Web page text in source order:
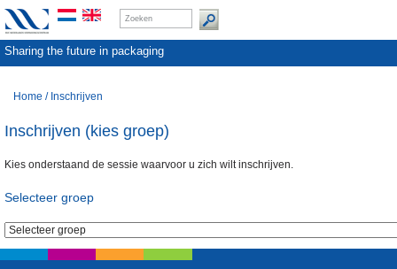
Sharing the future in packaging
Home / Inschrijven
Inschrijven (kies groep)
Kies onderstaand de sessie waarvoor u zich wilt inschrijven.
Selecteer groep